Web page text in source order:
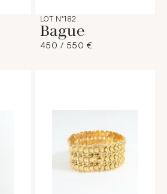
LOT N°182
Bague
450 / 550 €